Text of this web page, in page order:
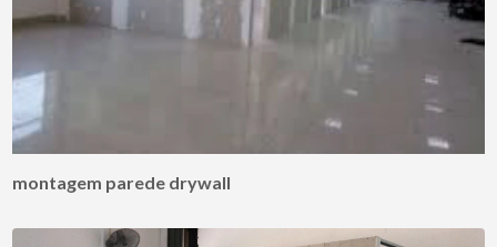
montagem parede drywall